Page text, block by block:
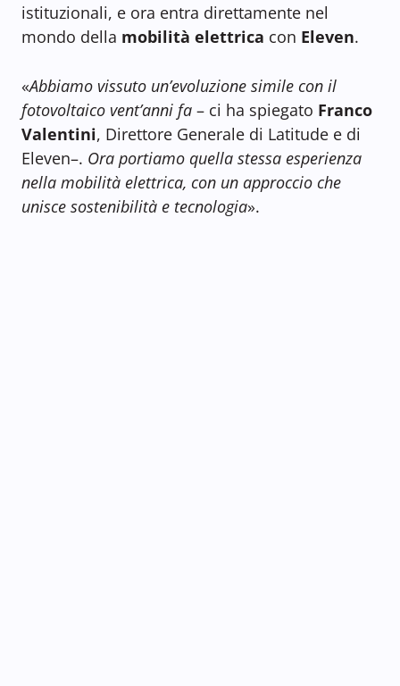
istituzionali, e ora entra direttamente nel
mondo della mobilità elettrica con Eleven.
«Abbiamo vissuto un’evoluzione simile con il
fotovoltaico vent’anni fa – ci ha spiegato Franco
Valentini, Direttore Generale di Latitude e di
Eleven–. Ora portiamo quella stessa esperienza
nella mobilità elettrica, con un approccio che
unisce sostenibilità e tecnologia».